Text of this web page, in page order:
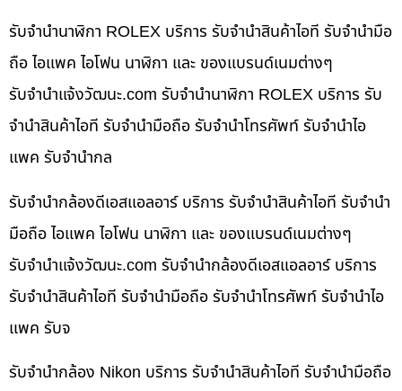
รับจำนำนาฬิกา ROLEX บริการ รับจำนำสินค้าไอที รับจำนำมือ
ถือ ไอแพค ไอโฟน นาฬิกา และ ของแบรนด์เนมต่างๆ
รับจํานําแจ้งวัฒนะ.com รับจำนำนาฬิกา ROLEX บริการ รับ
จำนำสินค้าไอที รับจำนำมือถือ รับจำนำโทรศัพท์ รับจำนำไอ
แพค รับจำนำกล
รับจำนำกล้องดีเอสแอลอาร์ บริการ รับจำนำสินค้าไอที รับจำนำ
มือถือ ไอแพค ไอโฟน นาฬิกา และ ของแบรนด์เนมต่างๆ
รับจํานําแจ้งวัฒนะ.com รับจำนำกล้องดีเอสแอลอาร์ บริการ
รับจำนำสินค้าไอที รับจำนำมือถือ รับจำนำโทรศัพท์ รับจำนำไอ
แพค รับจ
รับจำนำกล้อง Nikon บริการ รับจำนำสินค้าไอที รับจำนำมือถือ